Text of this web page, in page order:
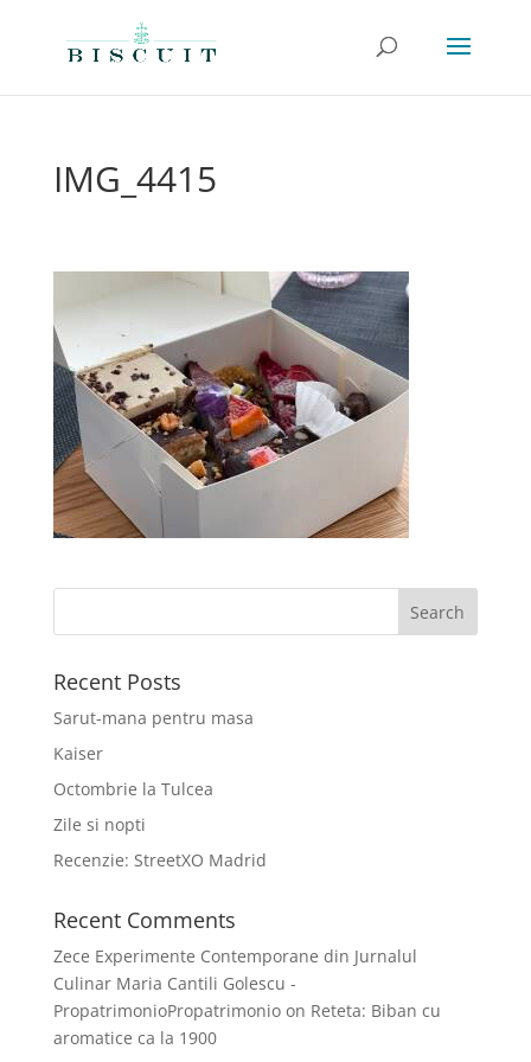
IMG_4415
Recent Posts
Sarut-mana pentru masa
Kaiser
Octombrie la Tulcea
Zile si nopti
Recenzie: StreetXO Madrid
Recent Comments
Zece Experimente Contemporane din Jurnalul
Culinar Maria Cantili Golescu -
PropatrimonioPropatrimonioon Reteta: Biban cu
aromatice ca la 1900